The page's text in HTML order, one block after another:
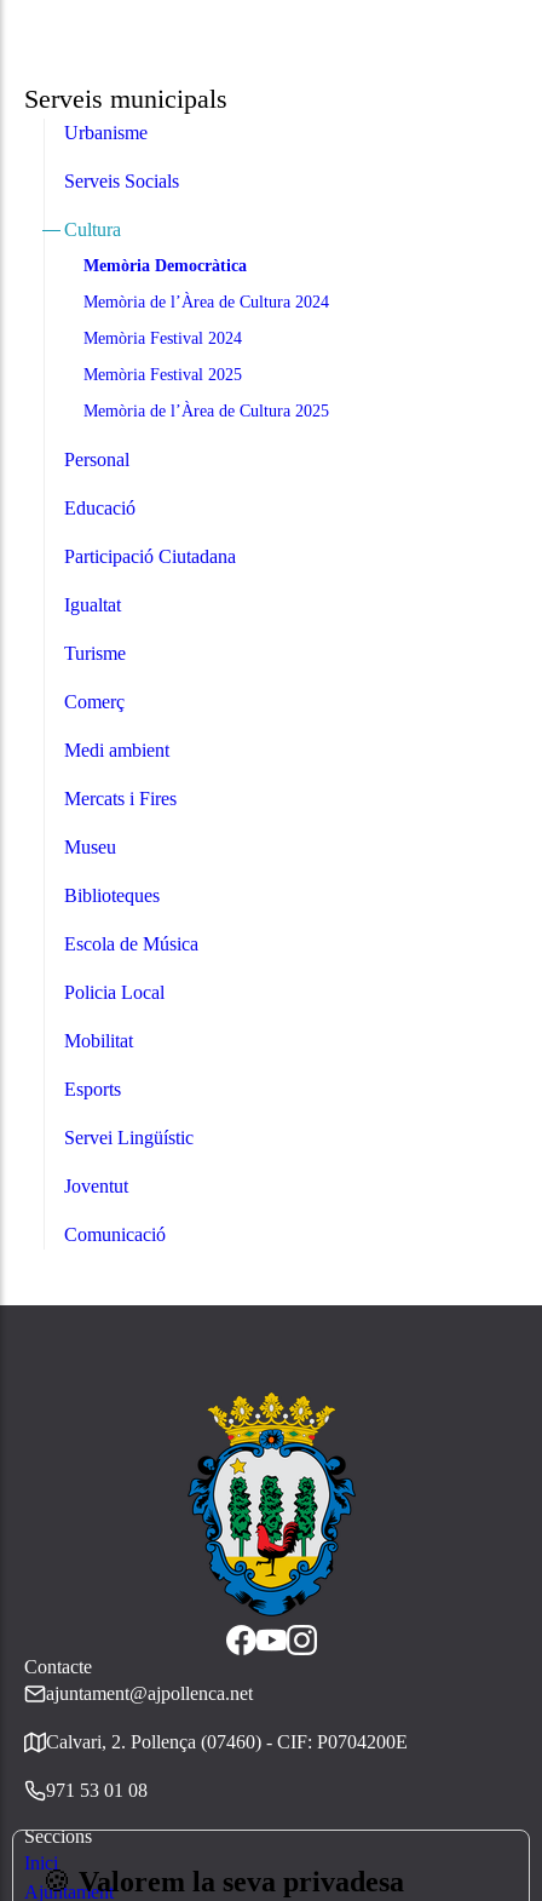
Serveis municipals
Urbanisme
Serveis Socials
Cultura
Memòria Democràtica
Memòria de l’Àrea de Cultura 2024
Memòria Festival 2024
Memòria Festival 2025
Memòria de l’Àrea de Cultura 2025
Personal
Educació
Participació Ciutadana
Igualtat
Turisme
Comerç
Medi ambient
Mercats i Fires
Museu
Biblioteques
Escola de Música
Policia Local
Mobilitat
Esports
Servei Lingüístic
Joventut
Comunicació
Contacte
ajuntament@ajpollenca.net
Calvari, 2. Pollença (07460) - CIF: P0704200E
971 53 01 08
Seccions
Inici
Ajuntament
🍪Valorem la seva privadesa